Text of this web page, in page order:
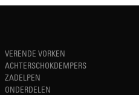
VERENDE VORKEN
ACHTERSCHOKDEMPERS
ZADELPEN
ONDERDELEN